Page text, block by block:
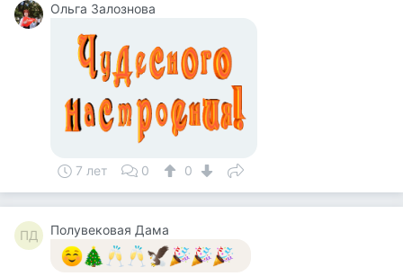
Ольга Залознова
7 лет 0 0
ПД Полувековая Дама